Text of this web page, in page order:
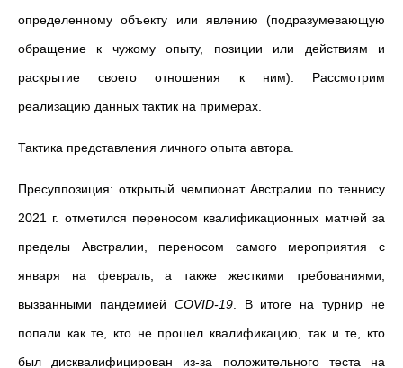
определенному объекту или явлению (подразумевающую
обращение к чужому опыту, позиции или действиям и
раскрытие своего отношения к ним). Рассмотрим
реализацию данных тактик на примерах.
Тактика представления личного опыта автора.
Пресуппозиция: открытый чемпионат Австралии по теннису
2021 г. отметился переносом квалификационных матчей за
пределы Австралии, переносом самого мероприятия с
января на февраль, а также жесткими требованиями,
вызванными пандемией COVID-19. В итоге на турнир не
попали как те, кто не прошел квалификацию, так и те, кто
был дисквалифицирован из-за положительного теста на